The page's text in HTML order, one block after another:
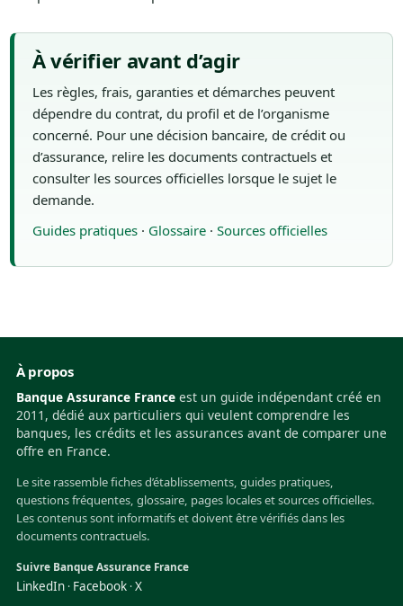
À vérifier avant d’agir
Les règles, frais, garanties et démarches peuvent
dépendre du contrat, du profil et de l’organisme
concerné. Pour une décision bancaire, de crédit ou
d’assurance, relire les documents contractuels et
consulter les sources officielles lorsque le sujet le
demande.
Guides pratiques· Glossaire· Sources officielles
À propos
Banque Assurance France est un guide indépendant créé en
2011, dédié aux particuliers qui veulent comprendre les
banques, les crédits et les assurances avant de comparer une
offre en France.
Le site rassemble fiches d’établissements, guides pratiques,
questions fréquentes, glossaire, pages locales et sources officielles.
Les contenus sont informatifs et doivent être vérifiés dans les
documents contractuels.
Suivre Banque Assurance France
LinkedIn · Facebook ·X